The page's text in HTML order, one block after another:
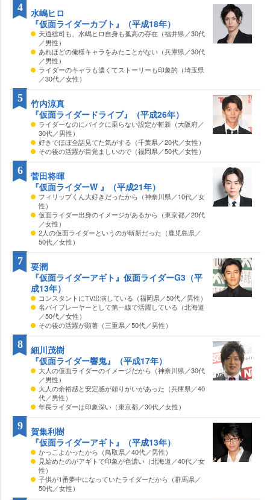
水嶋ヒロ
『仮面ライダーカブト』（平成18年）
天道総司も、水嶋ヒロ自身も孤高の存在（福井県／30代
／男性）
あれほどの俺様キャラをみたことがない（兵庫県／30代
／男性）
ライダーのキャラも濃くてストーリーも印象的（埼玉県
／30代／女性）
4
竹内涼真
『仮面ライダードライブ』（平成26年）
ライダーなのにバイクに乗らない設定が斬新（大阪府／
30代／男性）
好きでほぼ全話見てた気がする（千葉県／20代／女性）
その後の活躍が目覚ましいので（福岡県／50代／女性）
5
菅田将暉
『仮面ライダーW 』（平成21年）
フィリップくん大好きだったから（神奈川県／10代／女
性）
仮面ライダー出身のイメージがあるから（東京都／20代
／女性）
2人の仮面ライダーというのが斬新だった（鹿児島県／
50代／女性）
6
要潤
『仮面ライダーアギト』仮面ライダーG3（平
成13年）
コンスタントにTV出演している（福岡県／50代／男性）
名バイプレーヤーとして第一線で活躍している（北海道
／50代／女性）
その後の活躍が顕著（三重県／50代／男性）
7
細川茂樹
『仮面ライダー響鬼』（平成17年）
大人の仮面ライダーのイメージだから（神奈川県／30代
／男性）
大人の余裕感と安定感が頼りがいがあった（兵庫県／40
代／男性）
年長ライダーは印象深い（東京都／30代／女性）
8
賀集利樹
『仮面ライダーアギト』（平成13年）
かっこよかったから（鳥取県／40代／男性）
見始めたのがアギトで印象が色濃い（北海道／40代／女
性）
子供が1番夢中になっていたライダーだから（群馬県／
50代／女性）
9